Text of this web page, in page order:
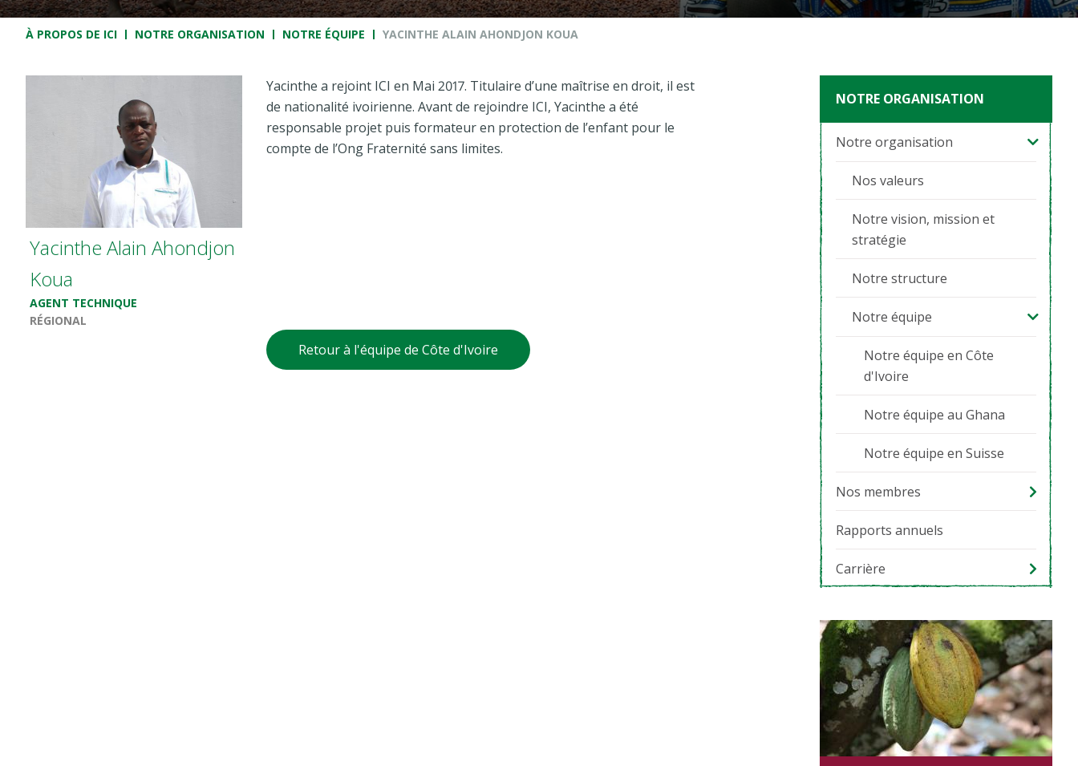
Fil d'Ariane
À PROPOS DE ICI NOTRE ORGANISATION NOTRE ÉQUIPE YACINTHE ALAIN AHONDJON KOUA
Yacinthe Alain Ahondjon
Koua
AGENT TECHNIQUE
RÉGIONAL
Yacinthe a rejoint ICI en Mai 2017. Titulaire d’une maîtrise en droit, il est
de nationalité ivoirienne. Avant de rejoindre ICI, Yacinthe a été
responsable projet puis formateur en protection de l’enfant pour le
compte de l’Ong Fraternité sans limites.
Retour à l'équipe de Côte d'Ivoire
NOTRE ORGANISATION
Notre organisation
Nos valeurs
Notre vision, mission et
stratégie
Notre structure
Notre équipe
Notre équipe en Côte
d'Ivoire
Notre équipe au Ghana
Notre équipe en Suisse
Nos membres
Rapports annuels
Carrière